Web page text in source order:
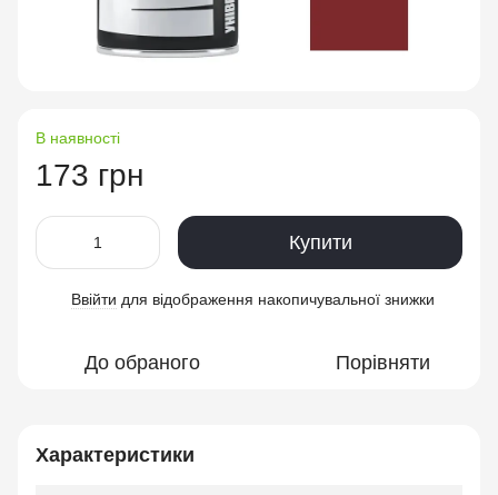
В наявності
173 грн
Купити
Ввійти для відображення накопичувальної знижки
До обраного Порівняти
Характеристики